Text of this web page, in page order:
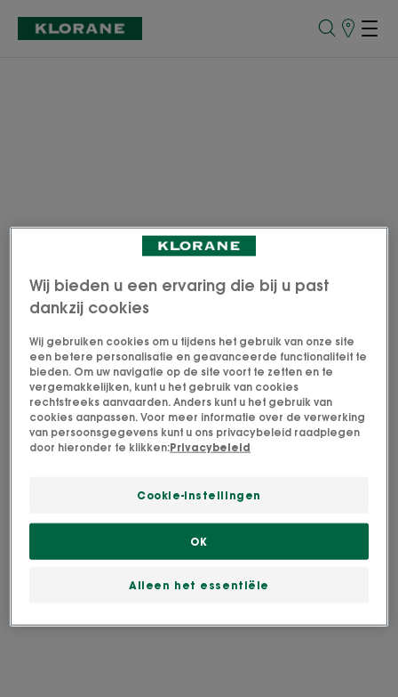
Wij bieden u een ervaring die bij u past
dankzij cookies
Wij gebruiken cookies om u tijdens het gebruik van onze site
een betere personalisatie en geavanceerde functionaliteit te
bieden. Om uw navigatie op de site voort te zetten en te
vergemakkelijken, kunt u het gebruik van cookies
rechtstreeks aanvaarden. Anders kunt u het gebruik van
cookies aanpassen. Voor meer informatie over de verwerking
van persoonsgegevens kunt u ons privacybeleid raadplegen
door hieronder te klikken:Privacybeleid
Cookie-instellingen
Alleen het essentiële
OK